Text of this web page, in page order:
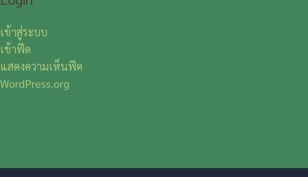
เข้าสู่ระบบ
เข้าฟีด
แสดงความเห็นฟีด
WordPress.org